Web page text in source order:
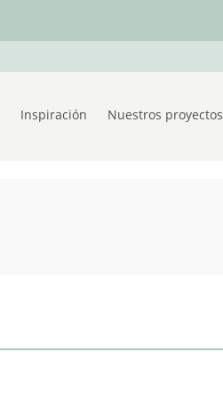
Inspiración Nuestros proyectos